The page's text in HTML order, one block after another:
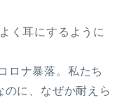
く耳にするように
ロナ暴落。私たち
のに、なぜか耐えら